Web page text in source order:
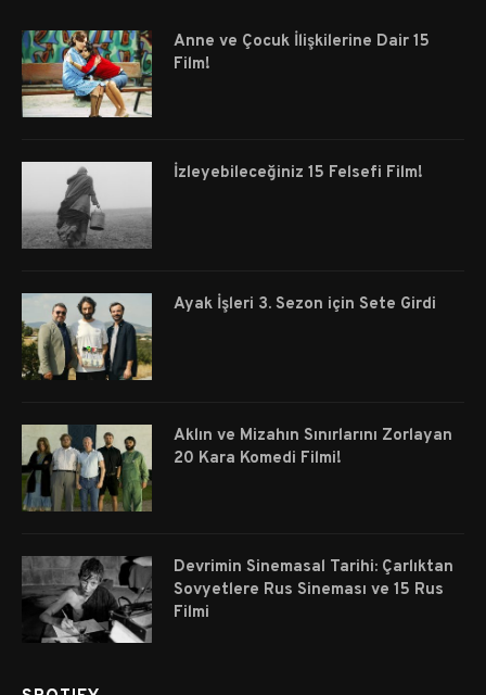
Anne ve Çocuk İlişkilerine Dair 15
Film!
İzleyebileceğiniz 15 Felsefi Film!
Ayak İşleri 3. Sezon için Sete Girdi
Aklın ve Mizahın Sınırlarını Zorlayan
20 Kara Komedi Filmi!
Devrimin Sinemasal Tarihi: Çarlıktan
Sovyetlere Rus Sineması ve 15 Rus
Filmi